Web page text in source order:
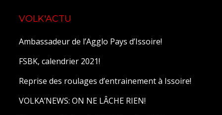
VOLK'ACTU
Ambassadeur de l’Agglo Pays d’Issoire!
FSBK, calendrier 2021!
Reprise des roulages d’entrainement à Issoire!
VOLKA’NEWS: ON NE LÂCHE RIEN!